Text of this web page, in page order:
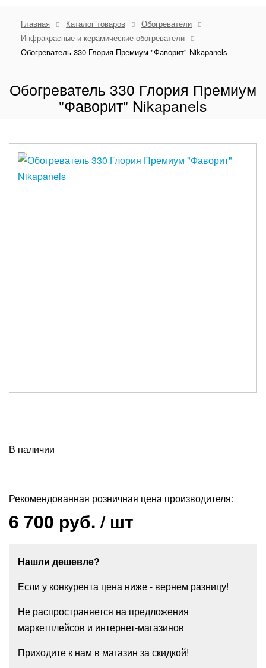
Главная Каталог товаров
Обогреватели
Инфракрасные и керамические обогреватели
Обогреватель 330 Глория Премиум "Фаворит" Nikapanels
Обогреватель 330 Глория Премиум
"Фаворит" Nikapanels
В наличии
Рекомендованная розничная цена производителя:
6 700 руб./ шт
Нашли дешевле?
Если у конкурента цена ниже - вернем разницу!
Не распространяется на предложения
маркетплейсов и интернет-магазинов
Приходите к нам в магазин за скидкой!